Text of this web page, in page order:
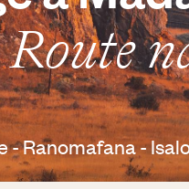
Ranomafana -